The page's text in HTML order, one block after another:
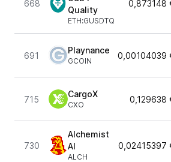
668
Quality
ETH:GUSDTQ
0,873148
691
Playnance
GCOIN
0,00104039
715
CargoX
CXO
0,129638
730
Alchemist
AI
ALCH
0,02415397